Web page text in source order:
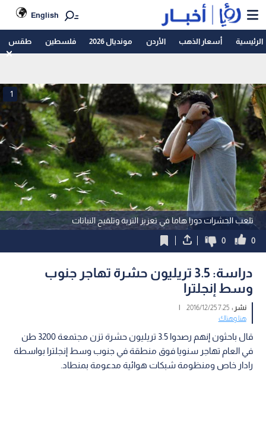
English
الرئيسية أسعار الذهب الأردن مونديال 2026 فلسطين طقس
تلعب الحشرات دورا هاما في تعزيز التربة وتلقيح النباتات
1
0
0
دراسة: 3.5 تريليون حشرة تهاجر جنوب
وسط إنجلترا
نشر :7:25 2016/12/25
|
هنا وهناك
قال باحثون إنهم رصدوا 3.5 تريليون حشرة تزن مجتمعة 3200 طن
في العام تهاجر سنويا فوق منطقة في جنوب وسط إنجلترا بواسطة
رادار خاص ومنظومة شبكات هوائية مدعومة بمنطاد.